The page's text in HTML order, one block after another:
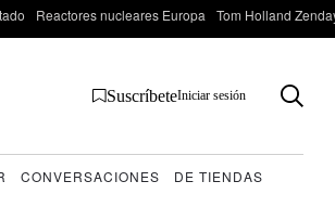
Reactores nucleares Europa Tom Holland
SuscríbeteIniciar sesión
CONVERSACIONES
DE TIENDAS